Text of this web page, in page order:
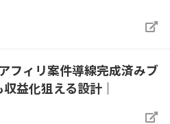
フィリ案件導線完成済みブ
益化狙える設計｜